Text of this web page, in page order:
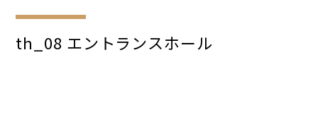
th_08 エントランスホール